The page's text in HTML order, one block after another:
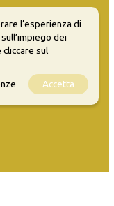
l’esperienza di
dei
sul
Accetta